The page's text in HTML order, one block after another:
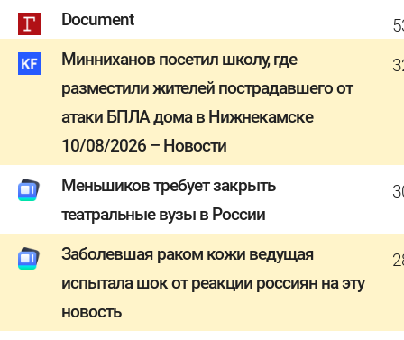
Document
Минниханов посетил школу, где
разместили жителей пострадавшего от
атаки БПЛА дома в Нижнекамске
10/08/2026 – Новости
Меньшиков требует закрыть
театральные вузы в России
Заболевшая раком кожи ведущая
испытала шок от реакции россиян на эту
новость